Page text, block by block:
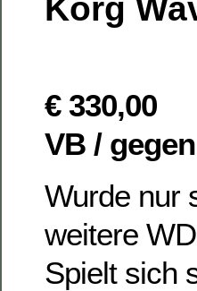
Korg
€ 330,00
VB /
Wurde nur
weitere
Spielt sich